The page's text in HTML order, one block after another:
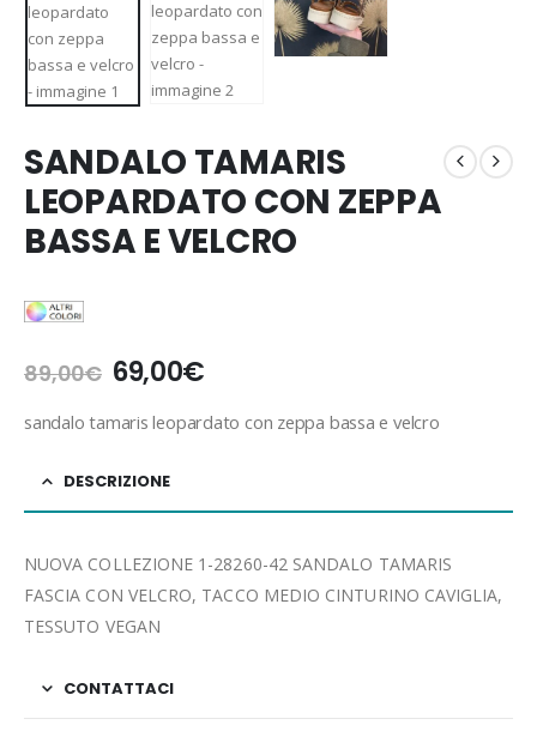
SANDALO TAMARIS
LEOPARDATO CON ZEPPA
BASSA E VELCRO
89,00€ Il
prezzo
originale
89,00€.
69,00€Il
attuale
sandalo tamaris leopardato con zeppa bassa e velcro
DESCRIZIONE
NUOVA COLLEZIONE 1-28260-42 SANDALO TAMARIS
FASCIA CON VELCRO, TACCO MEDIO CINTURINO CAVIGLIA,
TESSUTO VEGAN
CONTATTACI